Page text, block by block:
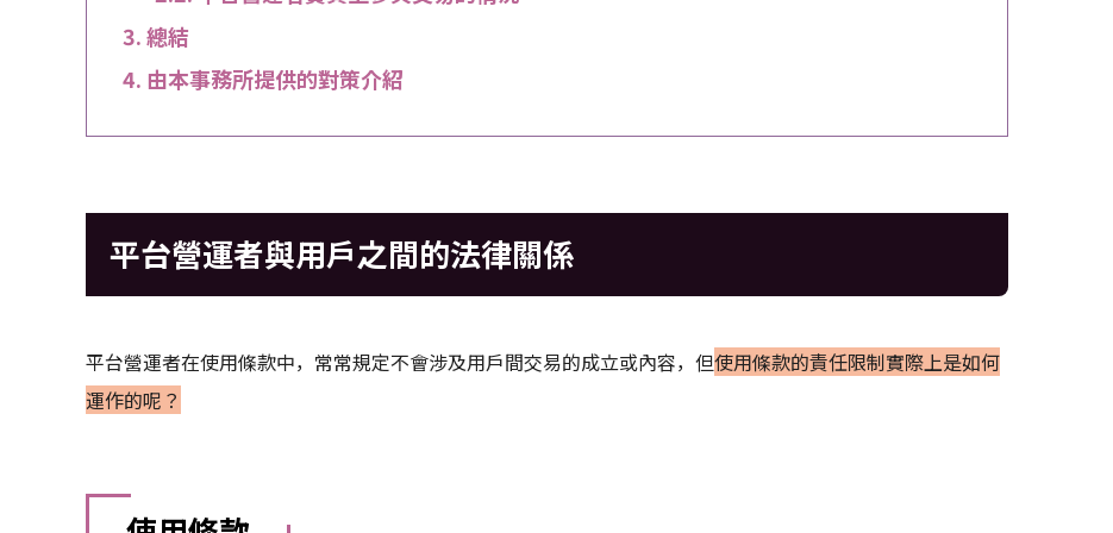
總結
由本事務所提供的對策介紹
平台營運者與用戶之間的法律關係
平台營運者在使用條款中，常常規定不會涉及用戶間交易的成立或內容，但使用條款的責任限制實際上是如何
運作的呢？